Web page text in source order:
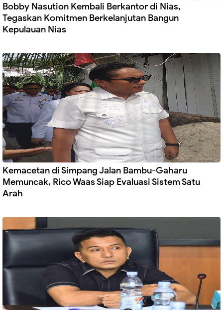
Bobby Nasution Kembali Berkantor di Nias,
Tegaskan Komitmen Berkelanjutan Bangun
Kepulauan Nias
Kemacetan di Simpang Jalan Bambu-Gaharu
Memuncak, Rico Waas Siap Evaluasi Sistem Satu
Arah